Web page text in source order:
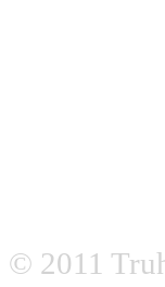
© 2011